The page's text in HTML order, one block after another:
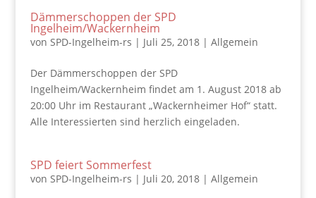
Dämmerschoppen der SPD
Ingelheim/Wackernheim
von SPD-Ingelheim-rs | Juli 25, 2018| Allgemein
Der Dämmerschoppen der SPD
Ingelheim/Wackernheim findet am 1. August 2018 ab
20:00 Uhr im Restaurant „Wackernheimer Hof“ statt.
Alle Interessierten sind herzlich eingeladen.
SPD feiert Sommerfest
von SPD-Ingelheim-rs | Juli 20, 2018| Allgemein